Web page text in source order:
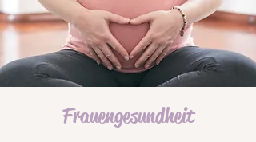
Frauengesundheit